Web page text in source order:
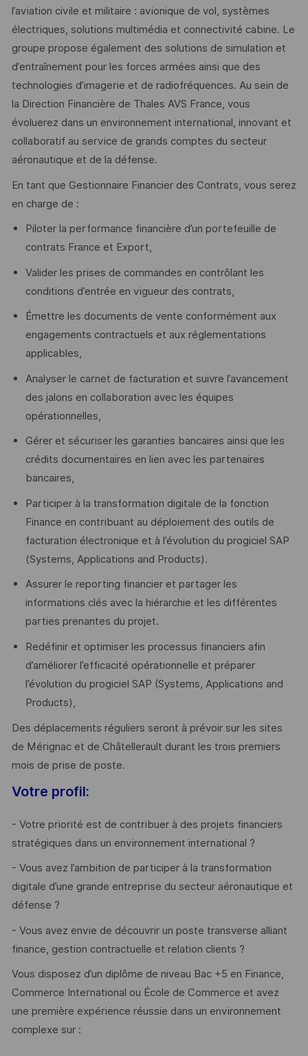
l’aviation civile et militaire : avionique de vol, systèmes
électriques, solutions multimédia et connectivité cabine. Le
groupe propose également des solutions de simulation et
d’entraînement pour les forces armées ainsi que des
technologies d’imagerie et de radiofréquences. Au sein de
la Direction Financière de Thales AVS France, vous
évoluerez dans un environnement international, innovant et
collaboratif au service de grands comptes du secteur
aéronautique et de la défense.
En tant que Gestionnaire Financier des Contrats, vous serez
en charge de :
Piloter la performance financière d’un portefeuille de
contrats France et Export,
Valider les prises de commandes en contrôlant les
conditions d’entrée en vigueur des contrats,
Émettre les documents de vente conformément aux
engagements contractuels et aux réglementations
applicables,
Analyser le carnet de facturation et suivre l’avancement
des jalons en collaboration avec les équipes
opérationnelles,
Gérer et sécuriser les garanties bancaires ainsi que les
crédits documentaires en lien avec les partenaires
bancaires,
Participer à la transformation digitale de la fonction
Finance en contribuant au déploiement des outils de
facturation électronique et à l’évolution du progiciel SAP
(Systems, Applications and Products).
Assurer le reporting financier et partager les
informations clés avec la hiérarchie et les différentes
parties prenantes du projet.
Redéfinir et optimiser les processus financiers afin
d’améliorer l’efficacité opérationnelle et préparer
l’évolution du progiciel SAP (Systems, Applications and
Products),
Des déplacements réguliers seront à prévoir sur les sites
de Mérignac et de Châtellerault durant les trois premiers
mois de prise de poste.
Votre profil:
- Votre priorité est de contribuer à des projets financiers
stratégiques dans un environnement international ?
- Vous avez l’ambition de participer à la transformation
digitale d’une grande entreprise du secteur aéronautique et
défense ?
- Vous avez envie de découvrir un poste transverse alliant
finance, gestion contractuelle et relation clients ?
Vous disposez d’un diplôme de niveau Bac +5 en Finance,
Commerce International ou École de Commerce et avez
une première expérience réussie dans un environnement
complexe sur :